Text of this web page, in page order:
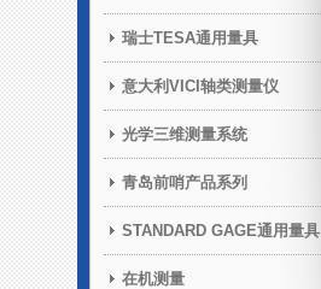
瑞士TESA通用量具
意大利VICI轴类测量仪
光学三维测量系统
青岛前哨产品系列
STANDARD GAGE通用量具
在机测量